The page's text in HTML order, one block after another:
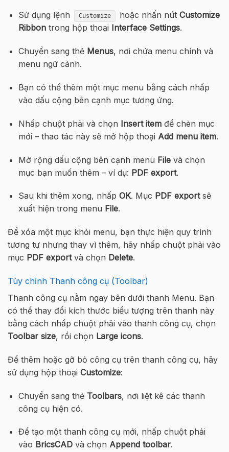
Sử dụng lệnh Customize hoặc nhấn nútCustomize
Ribbontrong hộp thoại Interface Settings.
Chuyển sang thẻ Menus, nơi chứa menu chính và
menu ngữ cảnh.
Bạn có thể thêm một mục menu bằng cách nhấp
vào dấu cộng bên cạnh mục tương ứng.
Nhấp chuột phải và chọn Insert itemđể chèn mục
mới – thao tác này sẽ mở hộp thoại Add menu item.
Mở rộng dấu cộng bên cạnh menu Filevà chọn
mục bạn muốn thêm – ví dụ: PDF export.
Sau khi thêm xong, nhấp OK. Mục PDF exportsẽ
xuất hiện trong menu File.
Để xóa một mục khỏi menu, bạn thực hiện quy trình
tương tự nhưng thay vì thêm, hãy nhấp chuột phải vào
mục PDF exportvà chọn Delete.
Tùy chỉnh Thanh công cụ (Toolbar)
Thanh công cụ nằm ngay bên dưới thanh Menu. Bạn
có thể thay đổi kích thước biểu tượng trên thanh này
bằng cách nhấp chuột phải vào thanh công cụ, chọn
Toolbar size, rồi chọn Large icons.
Để thêm hoặc gỡ bỏ công cụ trên thanh công cụ, hãy
sử dụng hộp thoại Customize:
Chuyển sang thẻ Toolbars, nơi liệt kê các thanh
công cụ hiện có.
Để tạo một thanh công cụ mới, nhấp chuột phải
vào BricsCADvà chọn Append toolbar.